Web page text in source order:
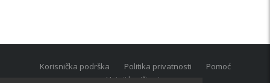
Korisnička podrška Politika privatnosti
Pomoć
Uvjeti korištenja